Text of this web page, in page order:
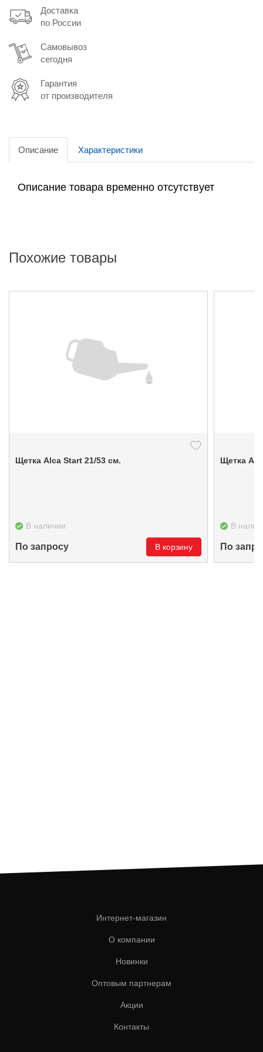
Доставка
по России
Самовывоз
сегодня
Гарантия
от производителя
Описание Характеристики
Описание товара временно отсутствует
Похожие товары
Щетка Alca Start 21/53 см.
В наличии
По запросу В корзину
Щетка
В
По
Интернет-магазин
О компании
Новинки
Оптовым партнерам
Акции
Контакты